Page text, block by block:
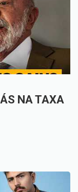
NA TAXA